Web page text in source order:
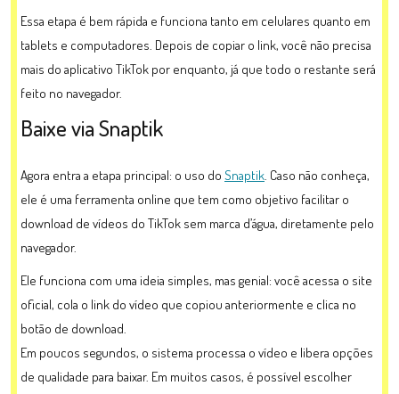
Essa etapa é bem rápida e funciona tanto em celulares quanto em
tablets e computadores. Depois de copiar o link, você não precisa
mais do aplicativo TikTok por enquanto, já que todo o restante será
feito no navegador.
Baixe via Snaptik
Agora entra a etapa principal: o uso do Snaptik. Caso não conheça,
ele é uma ferramenta online que tem como objetivo facilitar o
download de vídeos do TikTok sem marca d’água, diretamente pelo
navegador.
Ele funciona com uma ideia simples, mas genial: você acessa o site
oficial, cola o link do vídeo que copiou anteriormente e clica no
botão de download.
Em poucos segundos, o sistema processa o vídeo e libera opções
de qualidade para baixar. Em muitos casos, é possível escolher